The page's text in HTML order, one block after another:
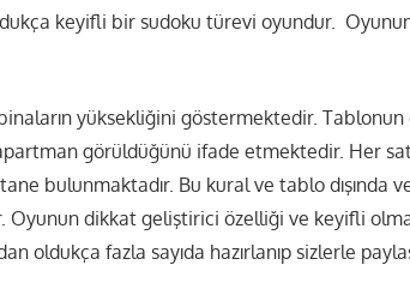
keyifli bir sudoku türevi oyundur.
yüksekliğini göstermektedir. Tablonun
görüldüğünü ifade etmektedir. Her
bulunmaktadır. Bu kural ve tablo dışında
dikkat geliştirici özelliği ve keyifli
oldukça fazla sayıda hazırlanıp sizlerle